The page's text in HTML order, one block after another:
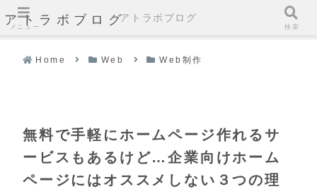
アトラボブログ
Home Web Web制作
無料で手軽にホームページ作れるサ
ービスもあるけど…企業向けホーム
ページにはオススメしない３つの理
メニュー
アトラボブログ
検索